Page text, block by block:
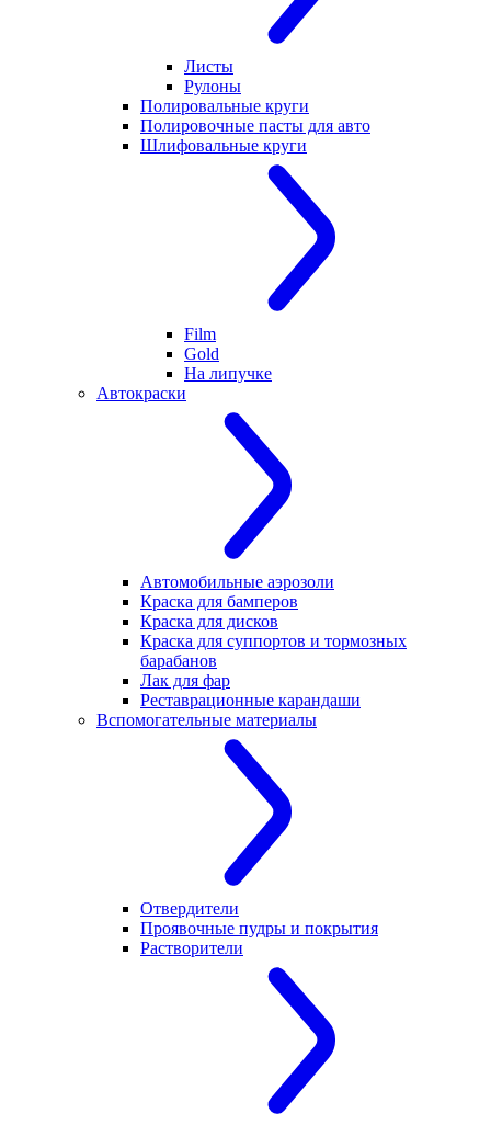
Листы
Рулоны
Полировальные круги
Полировочные пасты для авто
Шлифовальные круги
Film
Gold
На липучке
Автокраски
Автомобильные аэрозоли
Краска для бамперов
Краска для дисков
Краска для суппортов и тормозных
барабанов
Лак для фар
Реставрационные карандаши
Вспомогательные материалы
Отвердители
Проявочные пудры и покрытия
Растворители